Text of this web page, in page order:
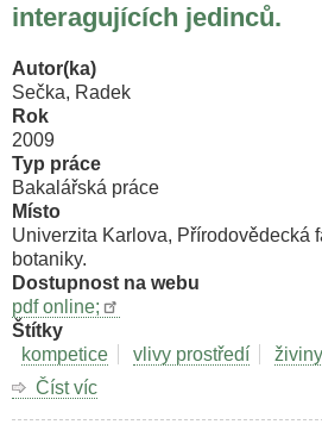
interagujících jedinců.
Autor(ka)
Sečka, Radek
Rok
2009
Typ práce
Bakalářská práce
Místo
Univerzita Karlova, Přírodovědecká
botaniky.
Dostupnost na webu
pdf online;
Štítky
kompetice
vlivy prostředí
živiny
Číst víc